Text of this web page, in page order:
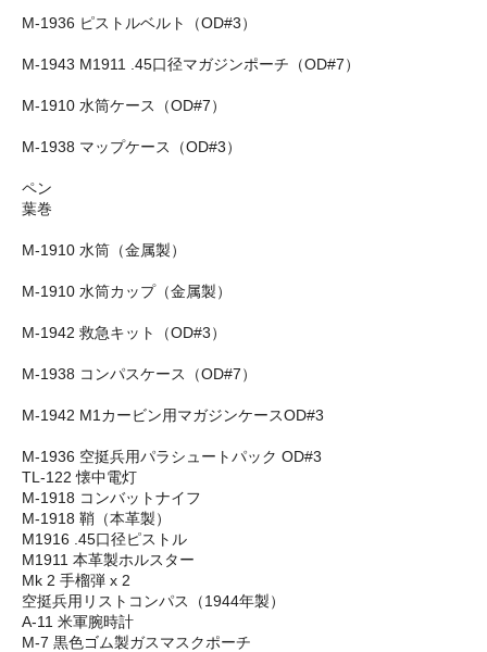
M-1936 ピストルベルト（OD#3）
M-1943 M1911 .45口径マガジンポーチ（OD#7）
M-1910 水筒ケース（OD#7）
M-1938 マップケース（OD#3）
ペン
葉巻
M-1910 水筒（金属製）
M-1910 水筒カップ（金属製）
M-1942 救急キット（OD#3）
M-1938 コンパスケース（OD#7）
M-1942 M1カービン用マガジンケースOD#3
M-1936 空挺兵用パラシュートパック OD#3
TL-122 懐中電灯
M-1918 コンバットナイフ
M-1918 鞘（本革製）
M1916 .45口径ピストル
M1911 本革製ホルスター
Mk 2 手榴弾 x 2
空挺兵用リストコンパス（1944年製）
A-11 米軍腕時計
M-7 黒色ゴム製ガスマスクポーチ